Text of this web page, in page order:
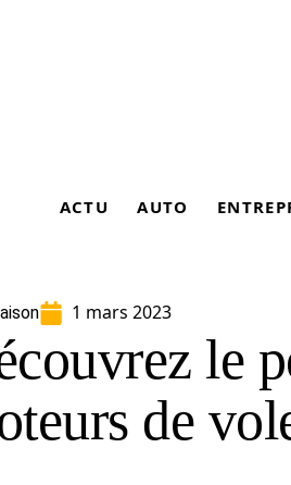
ACTU AUTO
1 mars 2023
le
de